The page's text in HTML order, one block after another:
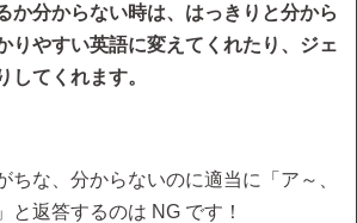
か分からない時は、はっきりと分から
りやすい英語に変えてくれたり、ジェ
してくれます。
ちな、分からないのに適当に「ア～、
と返答するのは NG です！